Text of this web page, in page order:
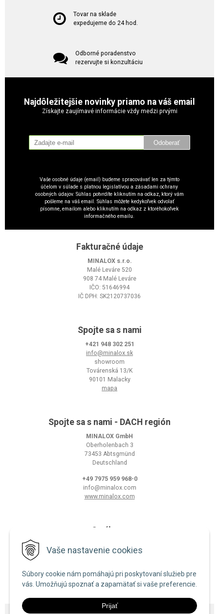
Vaše nastavenie cookies
Súbory cookie nám pomáhajú pri poskytovaní služieb pre
vás. Umožňujú spoznať a zapamätať si vaše preferencie.
Prijať
Tovar na sklade
expedujeme do 24 hod.
Odborné poradenstvo
rezervujte si konzultáciu
Najdôležitejšie novinky priamo na váš email
Získajte zaujímavé informácie vždy medzi prvými
Odoberať
Vaše osobné údaje (email) budeme spracovávať len za týmto
účelom v súlade s platnou legislatívou a zásadami ochrany
osobných údajov. Súhlas potvrdíte kliknutím na odkaz, ktorý vám
pošleme na váš email. Súhlas môžete kedykoľvek odvolať
písomne, emailom alebo kliknutím na odkaz z ktoréhokoľvek
informačného emailu.
Fakturačné údaje
MINALOX s.r.o.
Malé Leváre 520
908 74 Malé Leváre
IČO: 51646994
IČ DPH: SK2120737036
Spojte sa s nami
+421 948 302 251
info@minalox.sk
showroom
Továrenská 13/K
90101 Malacky
mapa
Spojte sa s nami - DACH región
MINALOX GmbH
Oberholenbach 3
73453 Abtsgmünd
Deutschland
+49 7975 959 968-0
info@minalox.com
www.minalox.com
O nákupe
Zásady používania cookies